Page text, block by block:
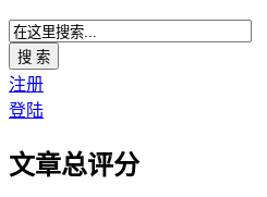
搜 索
注册
登陆
文章总评分